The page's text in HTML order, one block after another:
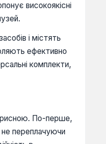
високоякісні
і містять
ефективно
комплекти,
По-перше,
переплачуючи